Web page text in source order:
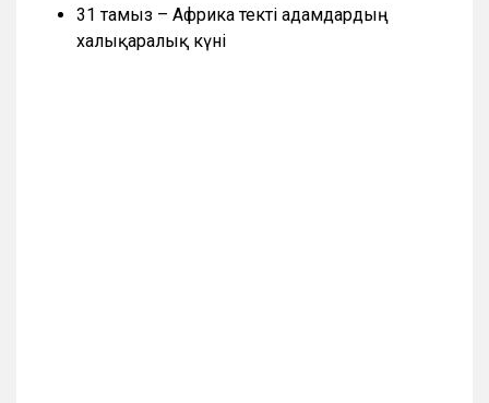
31 тамыз – Африка текті адамдардың
халықаралық күні